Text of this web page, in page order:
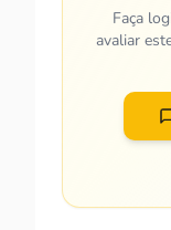
Faça
avaliar